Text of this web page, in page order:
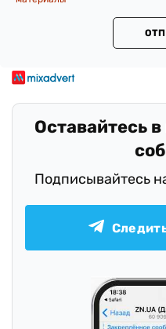
Оставайтесь
Подписывайтесь